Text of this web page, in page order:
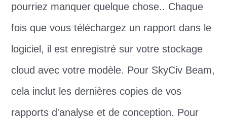
pourriez manquer quelque chose.. Chaque
fois que vous téléchargez un rapport dans le
logiciel, il est enregistré sur votre stockage
cloud avec votre modèle. Pour SkyCiv Beam,
cela inclut les dernières copies de vos
rapports d'analyse et de conception. Pour